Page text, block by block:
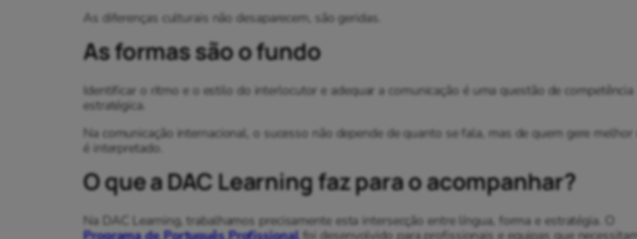
As diferenças culturais não desaparecem, são geridas.
As formas são o fundo
Identificar o ritmo e o estilo do interlocutor e adequar a comunicação é uma questão de competência
estratégica.
Na comunicação internacional, o sucesso não depende de quanto se fala, mas de quem gere melhor
é interpretado.
O que a DAC Learning faz para o acompanhar?
Na DAC Learning, trabalhamos precisamente esta intersecção entre língua, forma e estratégia. O
Programa de Português Profissionalfoi desenvolvido para profissionais e equipas que